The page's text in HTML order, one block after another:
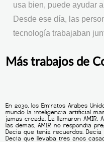
usa bien, puede ayudar
Desde ese día, las
tecnología trabajaban
Más trabajos de